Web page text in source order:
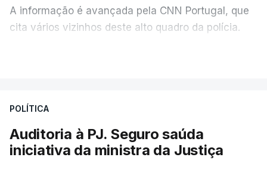
A informação é avançada pela CNN Portugal, que
cita vários vizinhos deste alto quadro da polícia.
apreendido numa operação de droga.
POLÍTICA
Auditoria à PJ. Seguro saúda
iniciativa da ministra da Justiça